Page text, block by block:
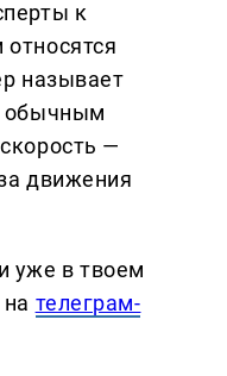
к
называет
обычным
—
движения
уже в твоем
телеграм-